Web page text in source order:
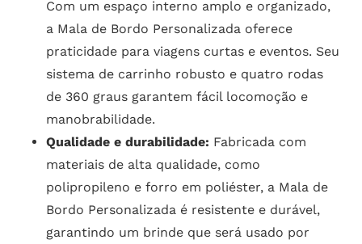
Com um espaço interno amplo e organizado,
a Mala de Bordo Personalizada oferece
praticidade para viagens curtas e eventos. Seu
sistema de carrinho robusto e quatro rodas
de 360 graus garantem fácil locomoção e
manobrabilidade.
Qualidade e durabilidade: Fabricada com
materiais de alta qualidade, como
polipropileno e forro em poliéster, a Mala de
Bordo Personalizada é resistente e durável,
garantindo um brinde que será usado por